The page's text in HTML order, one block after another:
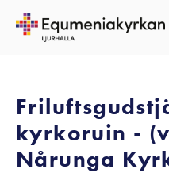
TILLBAKA TILL ALLA
kyrkoruin -
Nårunga